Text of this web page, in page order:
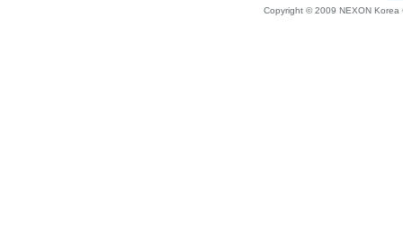
Copyright © 2009 NEXON Korea